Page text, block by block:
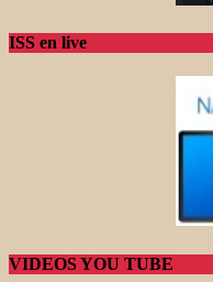
ISS en live
VIDEOS YOU TUBE